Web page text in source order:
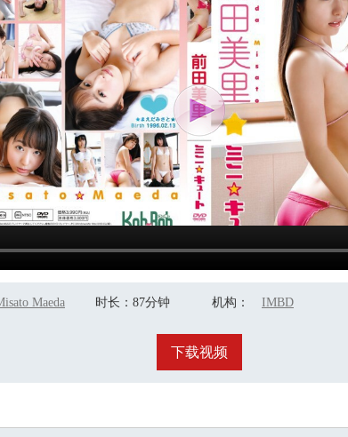
Maeda 时长 ：87分钟 机构 ： IMBD
下载视频